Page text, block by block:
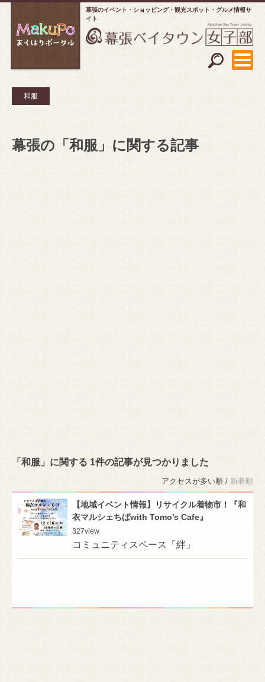
幕張のイベント・ショッピング
観光スポット・グルメ情報サ
イト
和服
幕張の「和服」に関する記事
「和服」に関する 1件の記事が見つかりました
アクセスが多い順 / 新着順
【地域イベント情報】リサイクル着物市！『和
衣マルシェちばwith Tomo’s Cafe』
327view
コミュニティスペース「絆」